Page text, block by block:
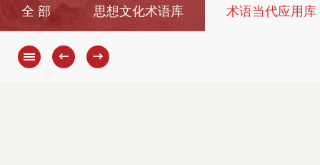
全 部 思想文化术语库 术语当代应用库
← →